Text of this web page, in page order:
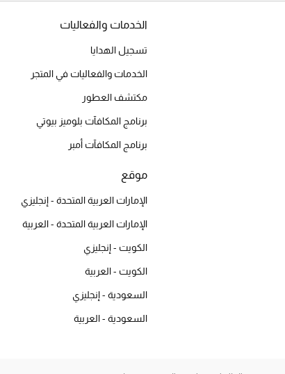
الخدمات والفعاليات
تسجيل الهدايا
الخدمات والفعاليات في المتجر
مكتشف العطور
برنامج المكافآت بلوميز بيوتي
برنامج المكافآت أمبر
موقع
الإمارات العربية المتحدة - إنجليزي
الإمارات العربية المتحدة - العربية
الكويت - إنجليزي
الكويت - العربية
السعودية - إنجليزي
السعودية - العربية